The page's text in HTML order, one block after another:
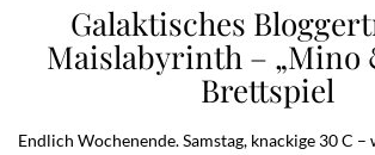
Galaktisches
Maislabyrinth – „Mino
Brettspiel
Endlich Wochenende. Samstag, knackige 30 C –